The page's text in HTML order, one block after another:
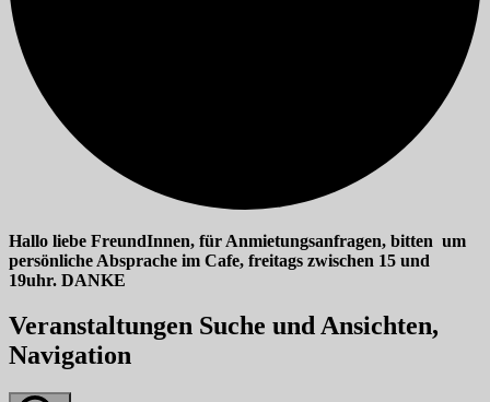
Hallo liebe FreundInnen, für Anmietungsanfragen, bitten um
persönliche Absprache im Cafe, freitags zwischen 15 und
19uhr. DANKE
Veranstaltungen
für
Veranstaltungen Suche und Ansichten,
Navigation